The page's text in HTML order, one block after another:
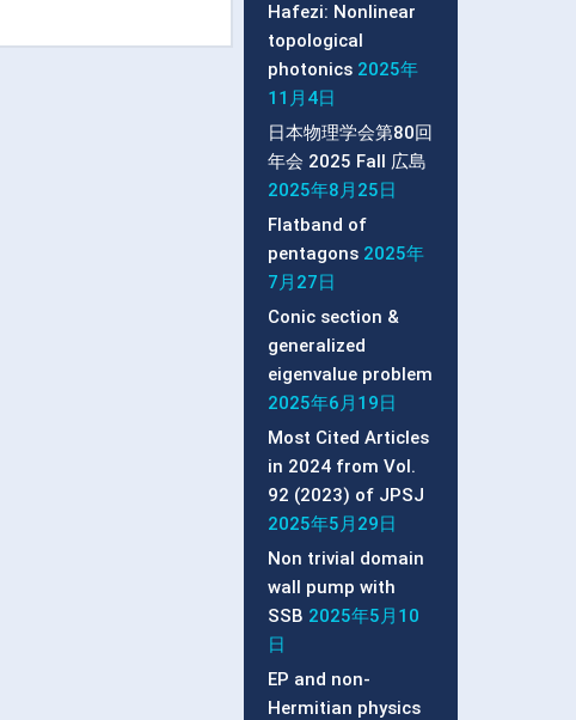
Hafezi: Nonlinear
topological
photonics 2025年
11月4日
日本物理学会第80回
年会 2025 Fall 広島
2025年8月25日
Flatband of
pentagons 2025年
7月27日
Conic section &
generalized
eigenvalue problem
2025年6月19日
Most Cited Articles
in 2024 from Vol.
92 (2023) of JPSJ
2025年5月29日
Non trivial domain
wall pump with
SSB 2025年5月10
日
EP and non-
Hermitian physics